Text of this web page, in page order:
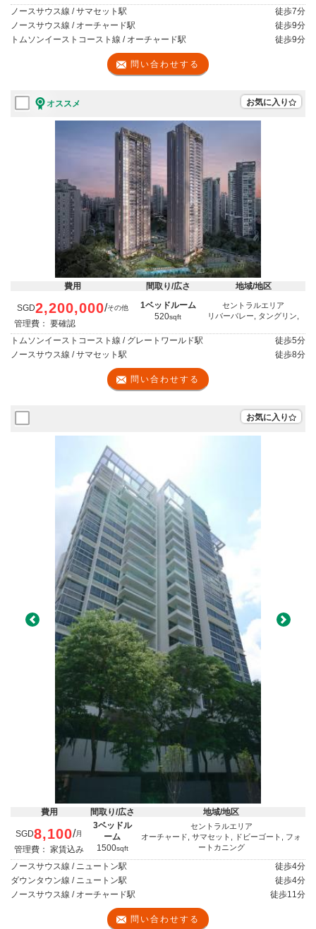
ノースサウス線 / サマセット駅 徒歩7分
ノースサウス線 / オーチャード駅
徒歩9分
トムソンイーストコースト線 / オーチャード駅
徒歩9分
問い合わせする
オススメ お気に入り
費用 間取り/広さ 地域/地区
SGD2,200,000/その他
管理費： 要確認
1ベッドルーム
520sqft
セントラルエリア
リバーバレー, タングリン,
トムソンイーストコースト線 / グレートワールド駅 徒歩5分
ノースサウス線 / サマセット駅
徒歩8分
問い合わせする
お気に入り
Previous Next
費用 間取り/広さ 地域/地区
SGD8,100/月
管理費： 家賃込み
3ベッドル
ーム
1500sqft
セントラルエリア
オーチャード, サマセット, ドビーゴート, フォ
ートカニング
ノースサウス線 / ニュートン駅 徒歩4分
ダウンタウン線 / ニュートン駅
徒歩4分
ノースサウス線 / オーチャード駅
徒歩11分
問い合わせする